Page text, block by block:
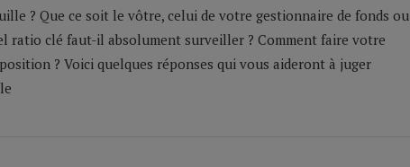
? Que ce soit le vôtre, celui de votre gestionnaire de fonds ou
ratio clé faut-il absolument surveiller ? Comment faire votre
? Voici quelques réponses qui vous aideront à juger